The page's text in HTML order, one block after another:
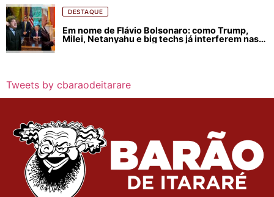
DESTAQUE
Em nome de Flávio Bolsonaro: como Trump,
Milei, Netanyahu e big techs já interferem nas
Tweets by cbaraodeitarare